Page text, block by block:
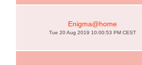
Enigma@home
Tue 20 Aug 2019 10:00:53 PM CEST